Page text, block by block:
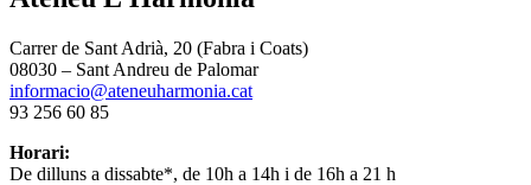
Carrer de Sant Adrià, 20 (Fabra i Coats)
08030 – Sant Andreu de Palomar
informacio@ateneuharmonia.cat
93 256 60 85
Horari:
De dilluns a dissabte*, de 10h a 14h i de 16h a 21 h